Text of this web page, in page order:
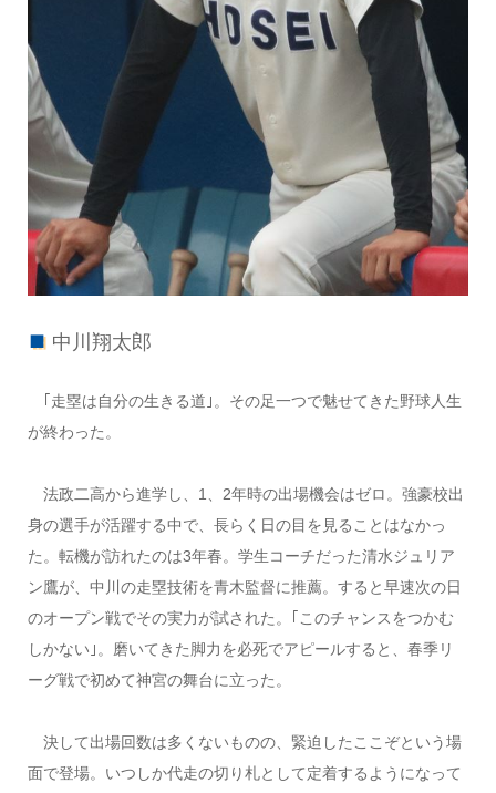
中川翔太郎
｢走塁は自分の生きる道｣。その足一つで魅せてきた野球人生
が終わった。
法政二高から進学し、1、2年時の出場機会はゼロ。強豪校出
身の選手が活躍する中で、長らく日の目を見ることはなかっ
た。転機が訪れたのは3年春。学生コーチだった清水ジュリア
ン鷹が、中川の走塁技術を青木監督に推薦。すると早速次の日
のオープン戦でその実力が試された。｢このチャンスをつかむ
しかない｣。磨いてきた脚力を必死でアピールすると、春季リ
ーグ戦で初めて神宮の舞台に立った。
決して出場回数は多くないものの、緊迫したここぞという場
面で登場。いつしか代走の切り札として定着するようになって